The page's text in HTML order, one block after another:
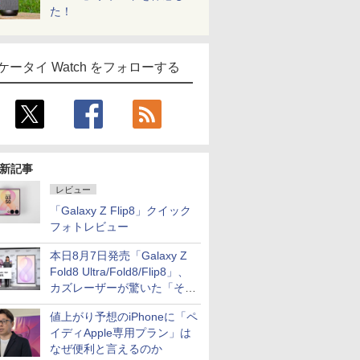
た！
ータイ Watch をフォローする
記事
レビュー
「Galaxy Z Flip8」クイック
フォトレビュー
本日8月7日発売「Galaxy Z
Fold8 Ultra/Fold8/Flip8」、
カズレーザーが驚いた「そば
屋のメニュー並みの薄さ」
値上がり予想のiPhoneに「ペ
イディApple専用プラン」は
なぜ便利と言えるのか